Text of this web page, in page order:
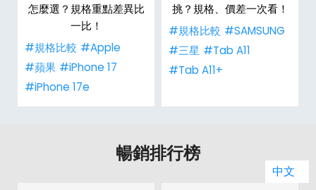
怎麼選？規格重點差異比
一比！
#規格比較 #Apple
#蘋果 #iPhone 17
#iPhone 17e
挑？規格、價差一次看！
#規格比較 #SAMSUNG
#三星 #Tab A11
#Tab A11+
暢銷排行榜
中文